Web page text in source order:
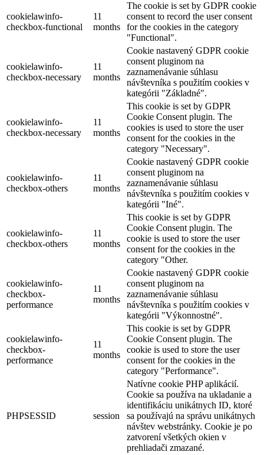
cookielawinfo-
checkbox-functional
11
months
The cookie is set by GDPR cookie
consent to record the user consent
for the cookies in the category
"Functional".
cookielawinfo-
checkbox-necessary
11
months
Cookie nastavený GDPR cookie
consent pluginom na
zaznamenávanie súhlasu
návštevníka s použitím cookies v
kategórii "Základné".
cookielawinfo-
checkbox-necessary
11
months
This cookie is set by GDPR
Cookie Consent plugin. The
cookies is used to store the user
consent for the cookies in the
category "Necessary".
cookielawinfo-
checkbox-others
11
months
Cookie nastavený GDPR cookie
consent pluginom na
zaznamenávanie súhlasu
návštevníka s použitím cookies v
kategórii "Iné".
cookielawinfo-
checkbox-others
11
months
This cookie is set by GDPR
Cookie Consent plugin. The
cookie is used to store the user
consent for the cookies in the
category "Other.
cookielawinfo-
checkbox-
performance
11
months
Cookie nastavený GDPR cookie
consent pluginom na
zaznamenávanie súhlasu
návštevníka s použitím cookies v
kategórii "Výkonnostné".
cookielawinfo-
checkbox-
performance
11
months
This cookie is set by GDPR
Cookie Consent plugin. The
cookie is used to store the user
consent for the cookies in the
category "Performance".
PHPSESSID session
Natívne cookie PHP aplikácií.
Cookie sa používa na ukladanie a
identifikáciu unikátnych ID, ktoré
sa používajú na správu unikátnych
návštev webstránky. Cookie je po
zatvorení všetkých okien v
prehliadači zmazané.